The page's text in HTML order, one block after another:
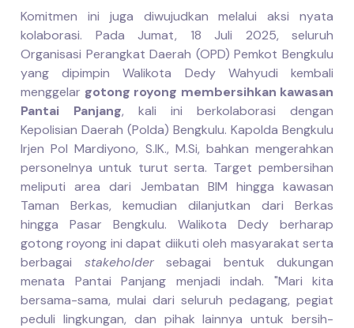
Komitmen ini juga diwujudkan melalui aksi nyata
kolaborasi. Pada Jumat, 18 Juli 2025, seluruh
Organisasi Perangkat Daerah (OPD) Pemkot Bengkulu
yang dipimpin Walikota Dedy Wahyudi kembali
menggelar gotong royong membersihkan kawasan
Pantai Panjang, kali ini berkolaborasi dengan
Kepolisian Daerah (Polda) Bengkulu. Kapolda Bengkulu
Irjen Pol Mardiyono, S.IK., M.Si, bahkan mengerahkan
personelnya untuk turut serta. Target pembersihan
meliputi area dari Jembatan BIM hingga kawasan
Taman Berkas, kemudian dilanjutkan dari Berkas
hingga Pasar Bengkulu. Walikota Dedy berharap
gotong royong ini dapat diikuti oleh masyarakat serta
berbagai stakeholdersebagai bentuk dukungan
menata Pantai Panjang menjadi indah. "Mari kita
bersama-sama, mulai dari seluruh pedagang, pegiat
peduli lingkungan, dan pihak lainnya untuk bersih-